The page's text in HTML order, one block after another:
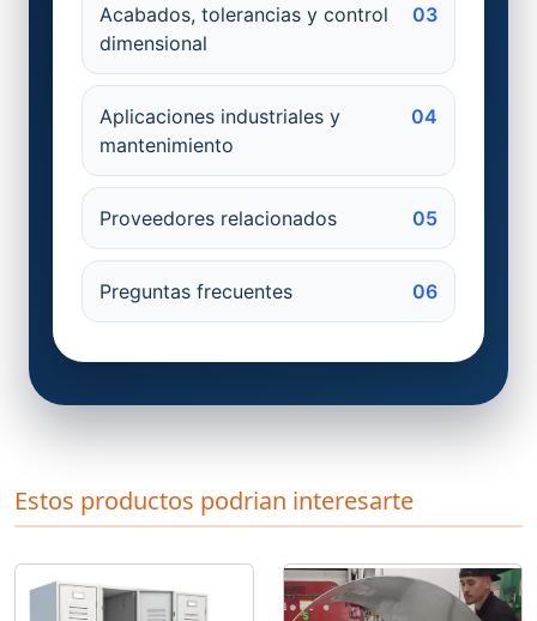
Acabados, tolerancias y control
dimensional
03
Aplicaciones industriales y
mantenimiento
04
Proveedores relacionados 05
Preguntas frecuentes 06
Estos productos podrian interesarte